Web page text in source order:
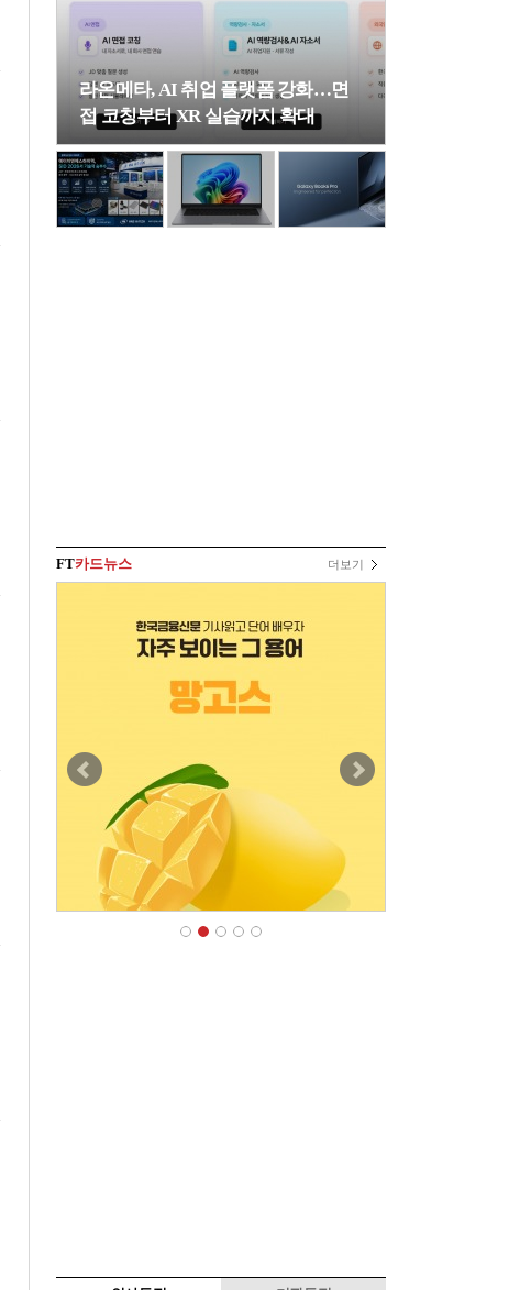
라온메타, AI 취업 플랫폼 강화…면
접 코칭부터 XR 실습까지 확대
FT카드뉴스 더보기